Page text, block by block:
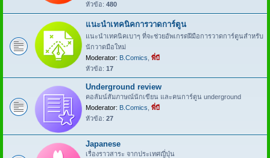
หัวข้อ: 480
แนะนำเทคนิคการวาดการ์ตูน
แนะนำเทคนิคเบาๆ ที่จะช่วยอัพเกรดฝีมือการวาดการ์ตูนสำหรับ
นักวาดมือใหม่
Moderator: B.Comics พี่บี
หัวข้อ: 17
Underground review
คอลัมน์สัมภาษณ์นักเขียน และคนการ์ตูน underground
Moderator: B.Comics พี่บี
หัวข้อ: 27
Japanese
เรื่องราวสาระ จากประเทศญี่ปุ่น